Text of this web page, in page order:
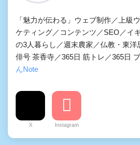
「魅力が伝わる」ウェブ制作／上級
ケティング／コンテンツ／SEO／イ
の3人暮らし／週末農家／仏教・東洋
俳号 茶香寺／365日 筋トレ／365日
んNote
X Instagram